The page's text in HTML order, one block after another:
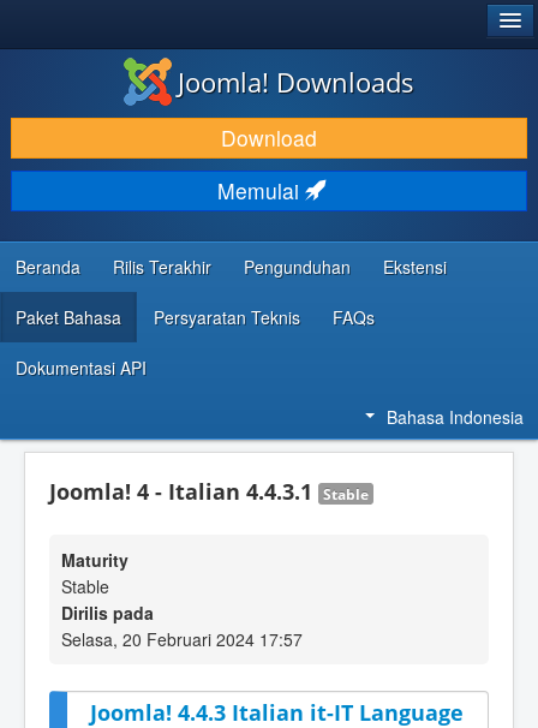
DOWNLOAD & KEMBANGKAN
TEMUKAN & PELAJARI
DUKUNGAN & KOMUNITAS
REFERENSI DEVELOPER
Joomla! Downloads
Download
Memulai
Beranda Rilis Terakhir Pengunduhan Ekstensi
Paket Bahasa Persyaratan Teknis FAQs
Dokumentasi API
Bahasa Indonesia
Joomla! 4 - Italian 4.4.3.1 Stable
Maturity
Stable
Dirilis pada
Selasa, 20 Februari 2024 17:57
Joomla! 4.4.3 Italian it-IT Language